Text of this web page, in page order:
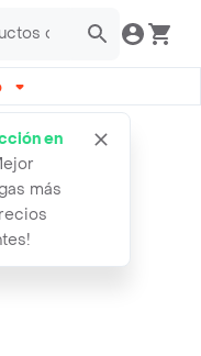
en
más